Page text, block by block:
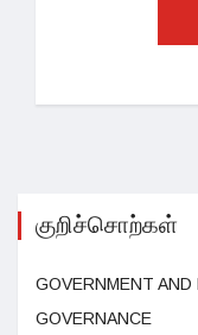
குறிச்சொற்கள்
GOVERNMENT AND
GOVERNANCE